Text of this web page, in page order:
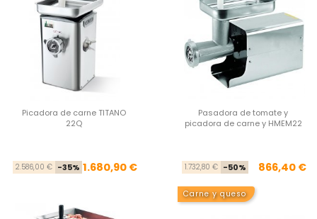
Picadora de carne TITANO
22Q
Precio base
2.586,00 € -35% Precio
1.680,90 €
Pasadora de tomate y
picadora de carne y HMEM22
1.732,80 € -50% 866,40 €
Carne y queso